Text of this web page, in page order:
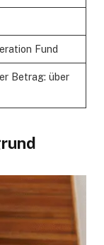
Fund
Betrag: über